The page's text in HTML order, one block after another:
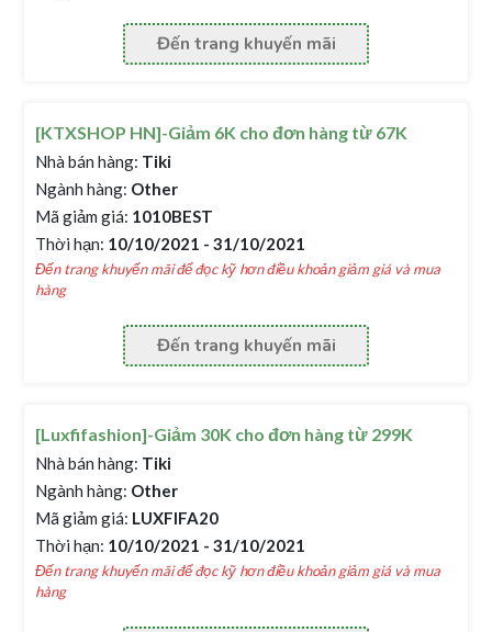
Đến trang khuyến mãi
[KTXSHOP HN]-Giảm 6K cho đơn hàng từ 67K
Nhà bán hàng: Tiki
Ngành hàng: Other
Mã giảm giá: 1010BEST
Thời hạn: 10/10/2021 - 31/10/2021
Đến trang khuyến mãi để đọc kỹ hơn điều khoản giảm giá và mua
hàng
Đến trang khuyến mãi
[Luxfifashion]-Giảm 30K cho đơn hàng từ 299K
Nhà bán hàng: Tiki
Ngành hàng: Other
Mã giảm giá: LUXFIFA20
Thời hạn: 10/10/2021 - 31/10/2021
Đến trang khuyến mãi để đọc kỹ hơn điều khoản giảm giá và mua
hàng